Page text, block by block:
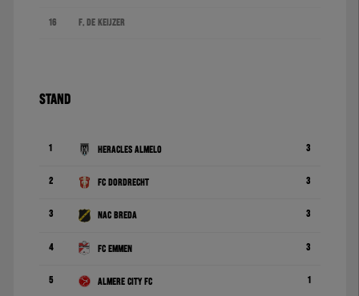
16 F. de Keijzer
STAND
1 Heracles Almelo 3
2 FC Dordrecht 3
3 NAC Breda 3
4 FC Emmen 3
5 Almere City FC 1